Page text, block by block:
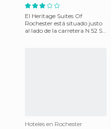
El Heritage Suites Of
Rochester está situado justo
al lado de la carretera N 52 St
Hoteles en Rochester